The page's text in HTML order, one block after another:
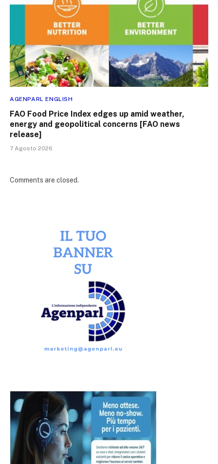
AGENPARL ENGLISH
FAO Food Price Index edges up amid weather,
energy and geopolitical concerns [FAO news
release]
7 Agosto 2026
Comments are closed.